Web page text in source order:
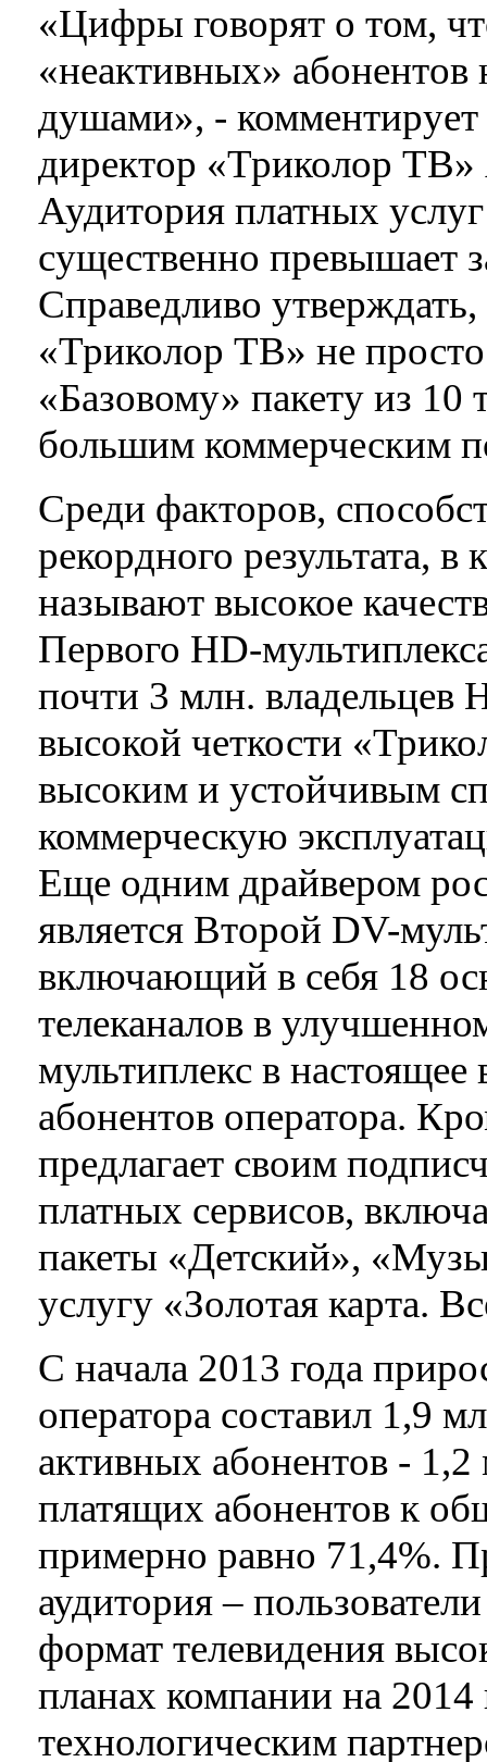
«Цифры говорят о том,
«неактивных» абонентов
душами», - комментирует
директор «Триколор
Аудитория платных
существенно превышает
Справедливо утверждать,
«Триколор ТВ» не
«Базовому» пакету из 10
большим коммерческим
Среди факторов,
рекордного результата,
называют высокое
Первого HD-
почти 3 млн. владельцев
высокой четкости
высоким и устойчивым
коммерческую
Еще одним драйвером
является Второй DV-
включающий в себя 18
телеканалов в
мультиплекс в
абонентов оператора.
предлагает своим
платных сервисов,
пакеты «Детский»,
услугу «Золотая карта.
С начала 2013 года
оператора составил 1,9
активных абонентов -
платящих абонентов к
примерно равно 71,4%.
аудитория –
формат телевидения
планах компании на 2014
технологическим